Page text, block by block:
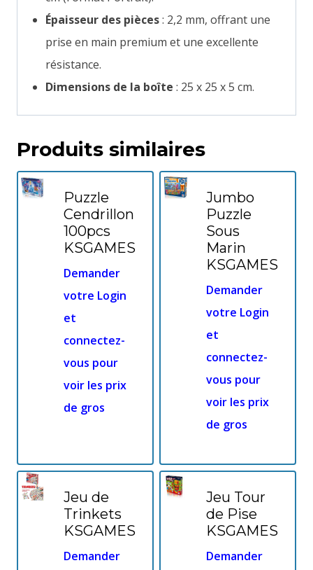
Épaisseur des pièces: 2,2 mm, offrant une
prise en main premium et une excellente
résistance.
Dimensions de la boîte : 25 x 25 x 5 cm.
Produits similaires
Puzzle
Cendrillon
100pcs
KSGAMES
Demander
votre Login
et
connectez-
vous pour
voir les prix
de gros
Jumbo
Puzzle
Sous
Marin
KSGAMES
Demander
votre Login
et
connectez-
vous pour
voir les prix
de gros
Jeu de
Trinkets
KSGAMES
Demander
Jeu Tour
de Pise
KSGAMES
Demander